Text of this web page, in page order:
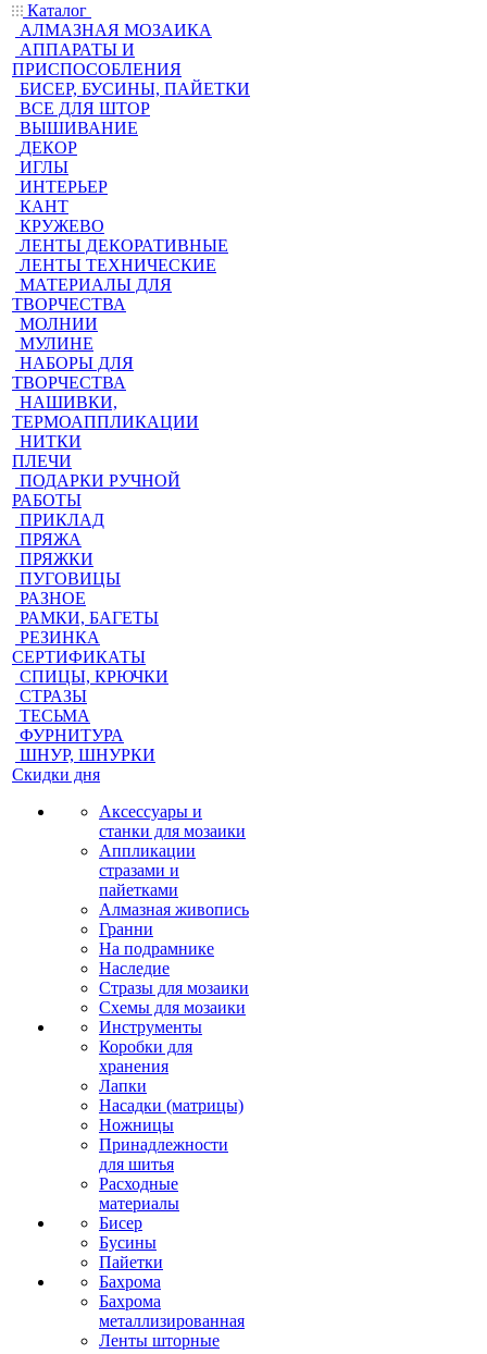
Каталог
АЛМАЗНАЯ МОЗАИКА
АППАРАТЫ И
ПРИСПОСОБЛЕНИЯ
БИСЕР, БУСИНЫ, ПАЙЕТКИ
ВСЕ ДЛЯ ШТОР
ВЫШИВАНИЕ
ДЕКОР
ИГЛЫ
ИНТЕРЬЕР
КАНТ
КРУЖЕВО
ЛЕНТЫ ДЕКОРАТИВНЫЕ
ЛЕНТЫ ТЕХНИЧЕСКИЕ
МАТЕРИАЛЫ ДЛЯ
ТВОРЧЕСТВА
МОЛНИИ
МУЛИНЕ
НАБОРЫ ДЛЯ
ТВОРЧЕСТВА
НАШИВКИ,
ТЕРМОАППЛИКАЦИИ
НИТКИ
ПЛЕЧИ
ПОДАРКИ РУЧНОЙ
РАБОТЫ
ПРИКЛАД
ПРЯЖА
ПРЯЖКИ
ПУГОВИЦЫ
РАЗНОЕ
РАМКИ, БАГЕТЫ
РЕЗИНКА
СЕРТИФИКАТЫ
СПИЦЫ, КРЮЧКИ
СТРАЗЫ
ТЕСЬМА
ФУРНИТУРА
ШНУР, ШНУРКИ
Скидки дня
Аксессуары и
станки для мозаики
Аппликации
стразами и
пайетками
Алмазная живопись
Гранни
На подрамнике
Наследие
Стразы для мозаики
Схемы для мозаики
Инструменты
Коробки для
хранения
Лапки
Насадки (матрицы)
Ножницы
Принадлежности
для шитья
Расходные
материалы
Бисер
Бусины
Пайетки
Бахрома
Бахрома
металлизированная
Ленты шторные